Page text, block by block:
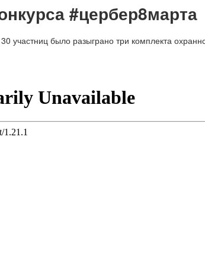
#цербер8марта
участниц было разыграно три комплекта